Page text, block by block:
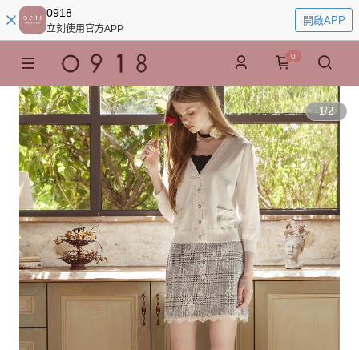
0918
立刻使用官方APP
開啟APP
0
1/2